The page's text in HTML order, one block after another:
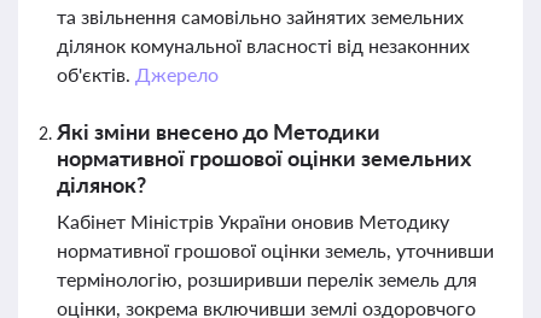
та звільнення самовільно зайнятих земельних
ділянок комунальної власності від незаконних
об'єктів. Джерело
Які зміни внесено до Методики
нормативної грошової оцінки земельних
ділянок?
Кабінет Міністрів України оновив Методику
нормативної грошової оцінки земель, уточнивши
термінологію, розширивши перелік земель для
оцінки, зокрема включивши землі оздоровчого